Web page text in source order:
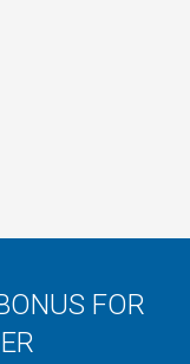
FOR